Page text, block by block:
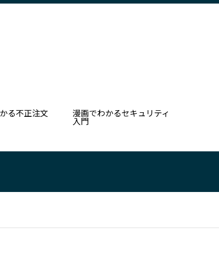
る不正注文
漫画でわかるセキュリティ
入門